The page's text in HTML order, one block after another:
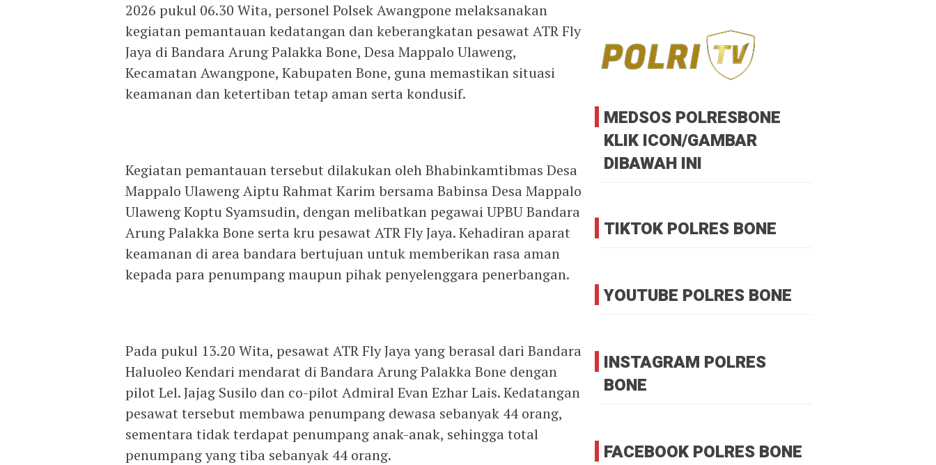
2026 pukul 06.30 Wita, personel Polsek Awangpone melaksanakan
kegiatan pemantauan kedatangan dan keberangkatan pesawat ATR Fly
Jaya di Bandara Arung Palakka Bone, Desa Mappalo Ulaweng,
Kecamatan Awangpone, Kabupaten Bone, guna memastikan situasi
keamanan dan ketertiban tetap aman serta kondusif.
Kegiatan pemantauan tersebut dilakukan oleh Bhabinkamtibmas Desa
Mappalo Ulaweng Aiptu Rahmat Karim bersama Babinsa Desa Mappalo
Ulaweng Koptu Syamsudin, dengan melibatkan pegawai UPBU Bandara
Arung Palakka Bone serta kru pesawat ATR Fly Jaya. Kehadiran aparat
keamanan di area bandara bertujuan untuk memberikan rasa aman
kepada para penumpang maupun pihak penyelenggara penerbangan.
Pada pukul 13.20 Wita, pesawat ATR Fly Jaya yang berasal dari Bandara
Haluoleo Kendari mendarat di Bandara Arung Palakka Bone dengan
pilot Lel. Jajag Susilo dan co-pilot Admiral Evan Ezhar Lais. Kedatangan
pesawat tersebut membawa penumpang dewasa sebanyak 44 orang,
sementara tidak terdapat penumpang anak-anak, sehingga total
penumpang yang tiba sebanyak 44 orang.
MEDSOS POLRESBONE
KLIK ICON/GAMBAR
DIBAWAH INI
TIKTOK POLRES BONE
YOUTUBE POLRES BONE
INSTAGRAM POLRES
BONE
FACEBOOK POLRES BONE